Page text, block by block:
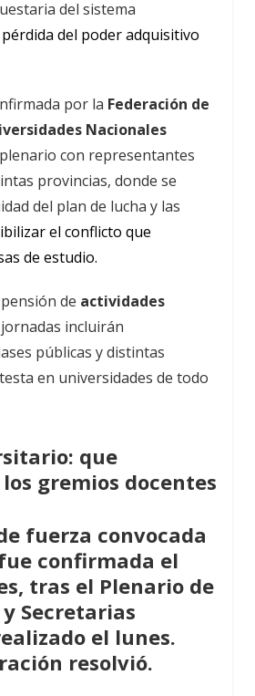
del sistema
pérdida del poder adquisitivo
por la Federación de
Nacionales
con representantes
provincias, donde se
del plan de lucha y las
el conflicto que
de estudio.
de actividades
incluirán
públicas y distintas
en universidades de todo
que
gremios docentes
fuerza convocada
confirmada el
tras el Plenario de
Secretarias
el lunes.
resolvió.